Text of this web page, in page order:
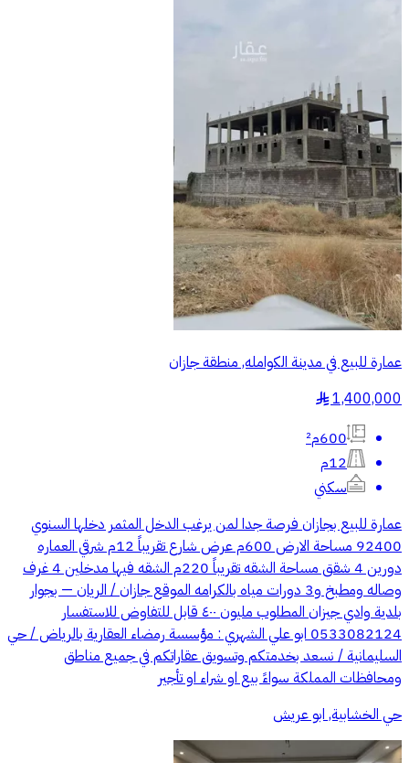
عمارة للبيع في مدينة الكوامله, منطقة جازان
1,400,000
§
600م²
12م
سكني
عمارة للبيع بجازان فرصة جدا لمن يرغب الدخل المثمر دخلها السنوي
92400 مساحة الارض 600م عرض شارع تقريباً 12م شرقي العماره
دورين 4 شقق مساحة الشقه تقريباً 220م الشقه فيها مدخلين 4 غرف
وصاله ومطبخ و3 دورات مياه بالكرامه الموقع جازان / الريان — بجوار
بلدية وادي جيزان المطلوب مليون ٤٠٠ قابل للتفاوض للاستفسار
0533082124 ابو علي الشهري : مؤسسة رمضاء العقارية بالرياض / حي
السليمانية / نسعد بخدمتكم وتسويق عقاراتكم في جميع مناطق
ومحافظات المملكة سواءً بيع او شراء او تأجير
حي الخشابية, ابو عريش